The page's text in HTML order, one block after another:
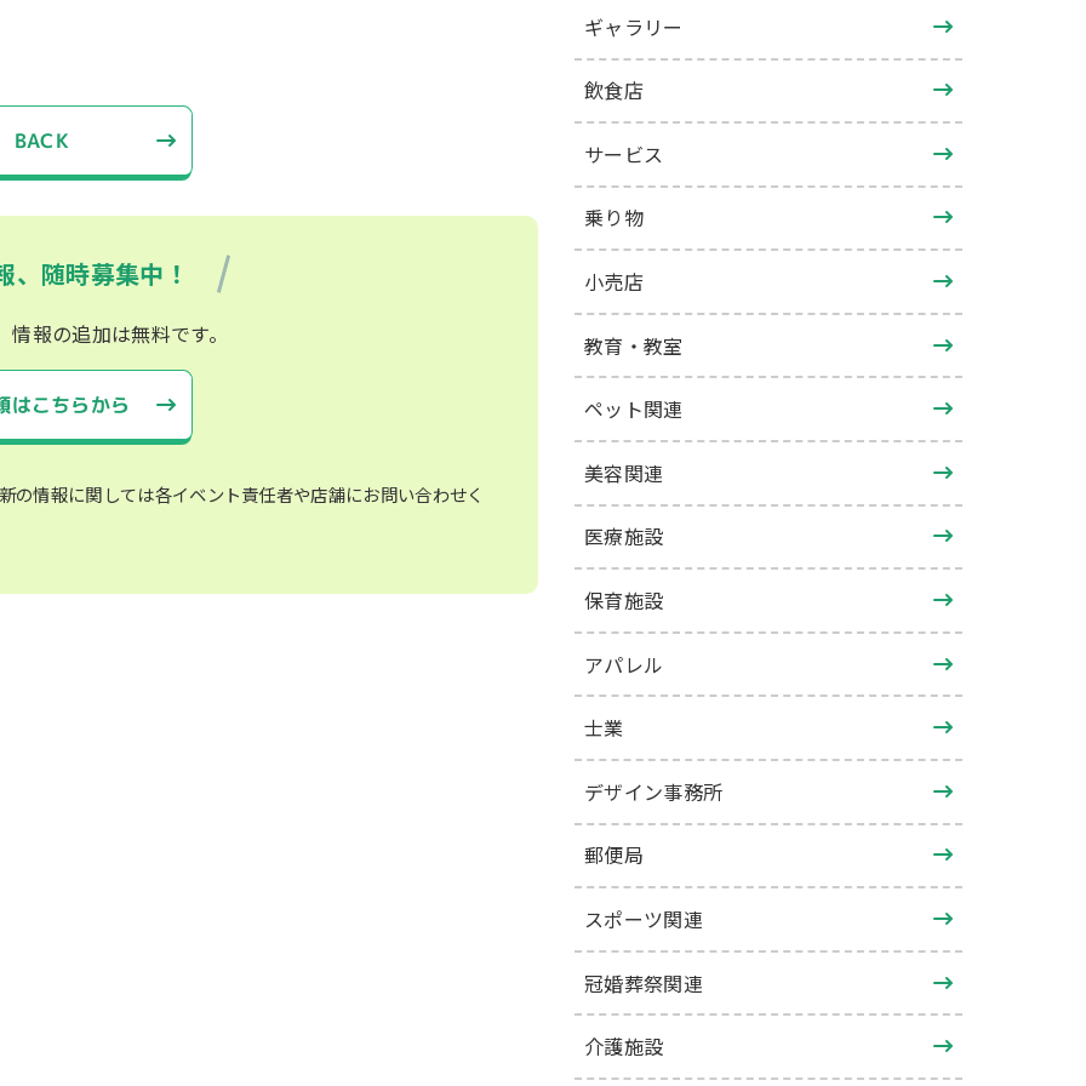
BACK
、随時募集中！
報の追加は無料です。
はこちらから
情報に関しては各イベント責任者や店舗にお問い合わせく
ギャラリー
飲食店
サービス
乗り物
小売店
教育・教室
ペット関連
美容関連
医療施設
保育施設
アパレル
士業
デザイン事務所
郵便局
スポーツ関連
冠婚葬祭関連
介護施設